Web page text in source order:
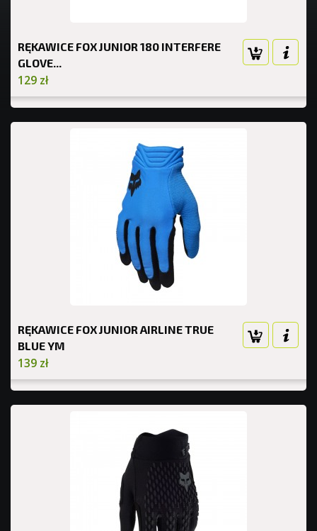
RĘKAWICE FOX JUNIOR 180 INTERFERE
GLOVE...
129 zł
RĘKAWICE FOX JUNIOR AIRLINE TRUE
BLUE YM
139 zł